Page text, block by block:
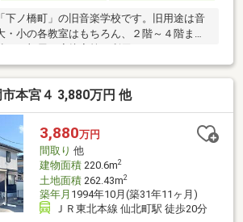
下ノ橋町」の旧音楽学校です。旧用途は音
・小の各教室はもちろん、２階～４階まで
用途に活用できる物件です。下ノ橋町は、
らの性格も併せ持つ、歴史のある地域で
０分、幹線道路にも近く、交通利便性が良
活施設も多く、肴町商店街や大通商店街、
１０分圏内、官公庁（岩手県庁、盛岡市役
盛岡東警察署）にも徒歩１５分圏内と生活
本宮４ 3,880万円 他
3,880万円
間取り 他
建物面積220.6m2
土地面積262.43m2
築年月 1994年10月(築31年11ヶ月)
ＪＲ東北本線 仙北町駅 徒歩20分